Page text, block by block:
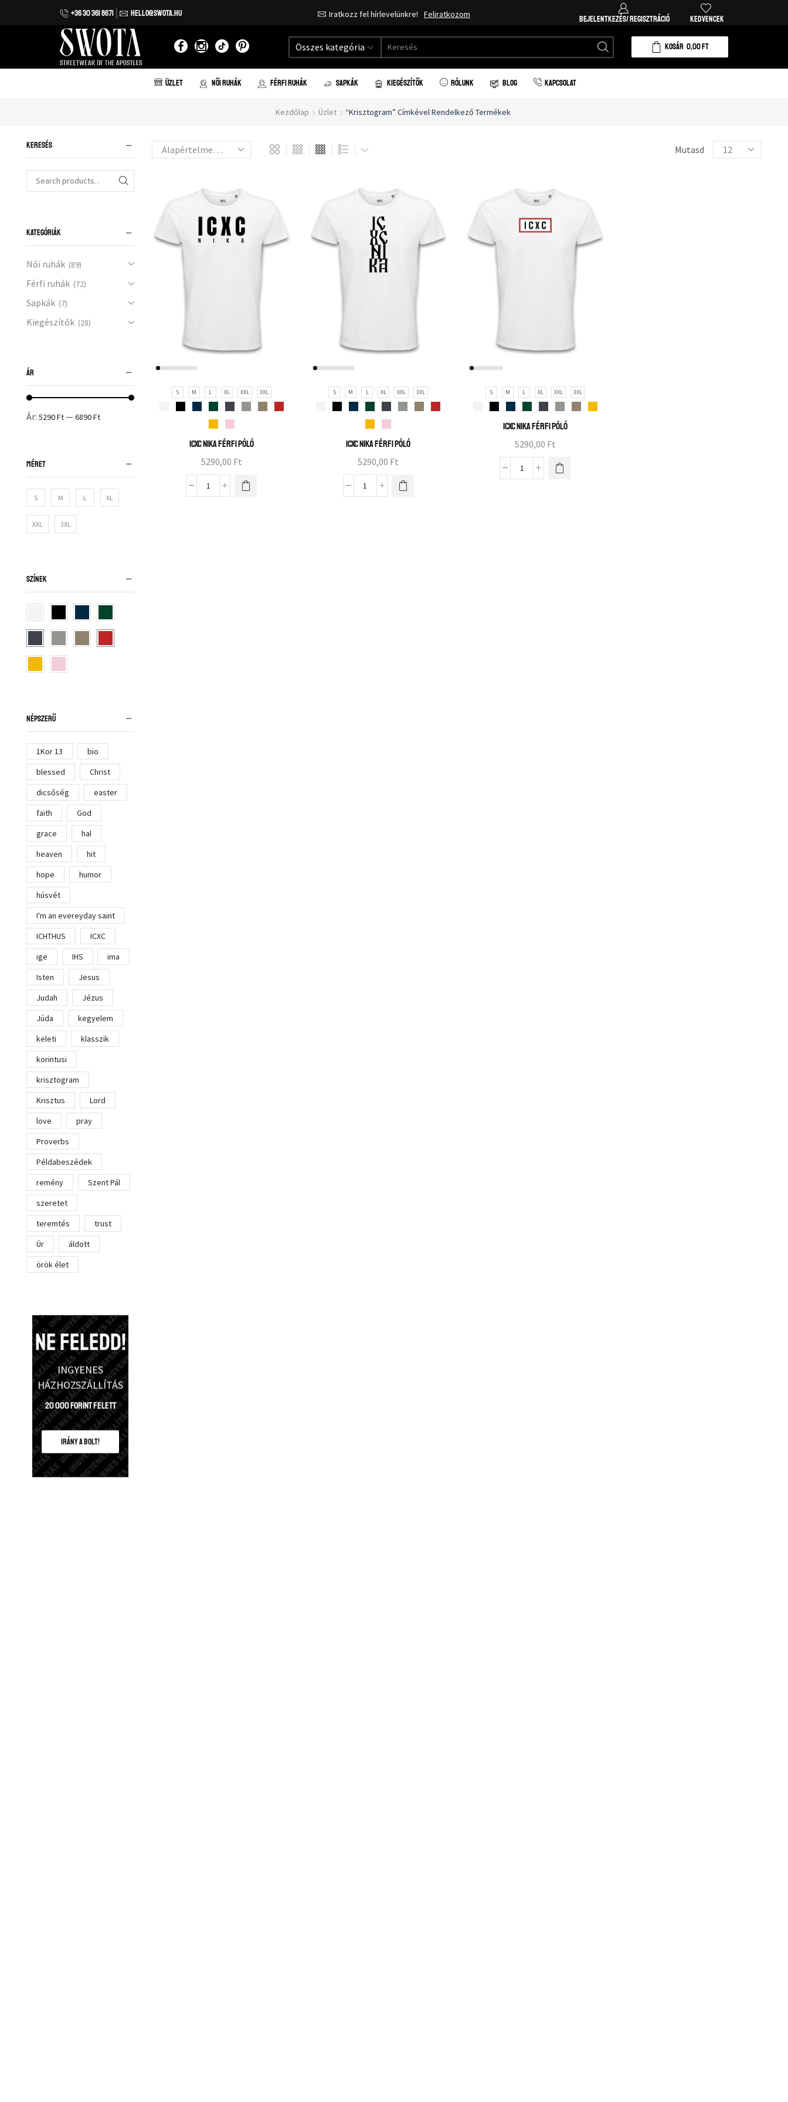
+36 30 361 8671 HELLO@SWOTA.HU
házhozszállítás 20.000 forint vásárlás felett! Iratkozz fel hírlevelünkre! Feliratkozom Ingyenes házhozszállítás 20.000 forint
BEJELENTKEZÉS/ REGISZTRÁCIÓ KEDVENCEK
Összes kategória KOSÁR 0,00FT
ÜZLET NŐI RUHÁK FÉRFI RUHÁK SAPKÁK KIEGÉSZÍTŐK RÓLUNK BLOG KAPCSOLAT
Kezdőlap Üzlet “krisztogram” Címkével Rendelkező Termékek
Mutasd
S M L XL XXL 3XL
ICXC NIKA férfi póló
5290,00 Ft
S M L XL XXL 3XL
ICXC NIKA férfi póló
5290,00 Ft
S M L XL XXL 3XL
ICXC NIKA férfi póló
5290,00 Ft
KERESÉS
KATEGÓRIÁK
Női ruhák (89)
Férfi ruhák (72)
Sapkák (7)
Kiegészítők (28)
ÁR
Ár: 5290 Ft— 6890 Ft
MÉRET
S M L XL
XXL 3XL
SZÍNEK
NÉPSZERŰ
1Kor 13
bio
blessed
Christ
dicsőség
easter
faith
God
grace
hal
heaven
hit
hope
humor
húsvét
I'm an evereyday saint
ICHTHUS
ICXC
ige
IHS
ima
Isten
Jesus
Judah
Jézus
Júda
kegyelem
keleti
klasszik
korintusi
krisztogram
Krisztus
Lord
love
pray
Proverbs
Példabeszédek
remény
Szent Pál
szeretet
teremtés
trust
Úr
áldott
örök élet
NE FELEDD!
INGYENES
HÁZHOZSZÁLLÍTÁS
20 000 Forint felett
IRÁNY A BOLT!